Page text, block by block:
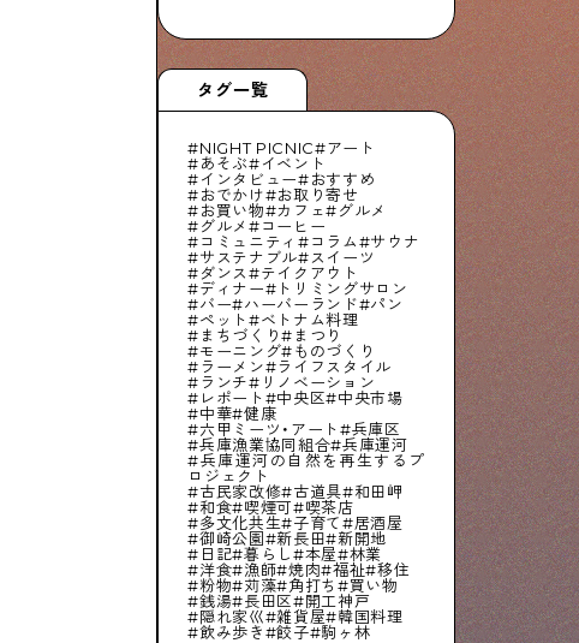
タグ一覧
NIGHT PICNIC
アート
あそぶ
イベント
インタビュー
おすすめ
おでかけ
お取り寄せ
お買い物
カフェ
グルメ
グルメ
コーヒー
コミュニティ
コラム
サウナ
サステナブル
スイーツ
ダンス
テイクアウト
ディナー
トリミングサロン
バー
ハーバーランド
パン
ペット
ベトナム料理
まちづくり
まつり
モーニング
ものづくり
ラーメン
ライフスタイル
ランチ
リノベーション
レポート
中央区
中央市場
中華
健康
六甲ミーツ・アート
兵庫区
兵庫漁業協同組合
兵庫運河
兵庫運河の自然を再生するプ
ロジェクト
古民家改修
古道具
和田岬
和食
喫煙可
喫茶店
多文化共生
子育て
居酒屋
御崎公園
新長田
新開地
日記
暮らし 本屋
林業
洋食
漁師 焼肉 福祉
移住
粉物
苅藻 角打ち
買い物
銭湯
長田区
開工神戸
隠れ家巛
雑貨屋
韓国料理
飲み歩き
餃子 駒ヶ林